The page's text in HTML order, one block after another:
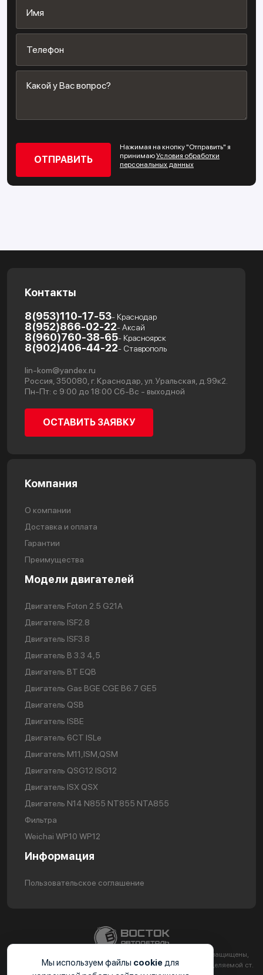
Нажимая на кнопку "Отправить" я
принимаюУсловия обработки
персональных данных
Контакты
8(953)110-17-53- Краснодар
8(952)866-02-22- Аксай
8(960)760-38-65- Красноярск
8(902)406-44-22- Ставрополь
lin-kom@yandex.ru
Россия, 350080, г. Краснодар, ул. Уральская, д.99к2.
Пн-Пт: с 9:00 до 18:00 Сб-Вс - выходной
ОСТАВИТЬ ЗАЯВКУ
Компания
О компании
Доставка и оплата
Гарантии
Преимущества
Модели двигателей
Двигатель Foton 2.5 G21A
Двигатель ISF2.8
Двигатель ISF3.8
Двигатель В 3.3 4,5
Двигатель BT EQB
Двигатель Gas BGE CGE B6.7 GE5
Двигатель QSB
Двигатель ISBE
Двигатель 6CT ISLe
Двигатель М11,ISM,QSM
Двигатель QSG12 ISG12
Двигатель ISX QSX
Двигатель N14 N855 NT855 NTA855
Фильтра
Weichai WP10 WP12
Информация
Пользовательское соглашение
2024. ООО «ВС-АВТОДЕТАЛЬ ИНН 2310224251 Все права защищены,
информация на сайте не является публичной офертой определяемой ст.
Мы используем файлы cookieдля